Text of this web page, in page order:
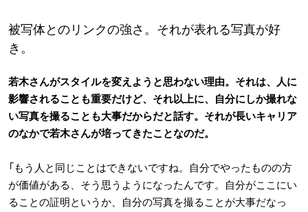
被写体とのリンクの強さ。それが表れる写真が好
き。
若木さんがスタイルを変えようと思わない理由。それは、人に
影響されることも重要だけど、それ以上に、自分にしか撮れな
い写真を撮ることも大事だからだと話す。それが長いキャリア
のなかで若木さんが培ってきたことなのだ。
「もう人と同じことはできないですね。自分でやったものの方
が価値がある、そう思うようになったんです。自分がここにい
ることの証明というか、自分の写真を撮ることが大事だなっ